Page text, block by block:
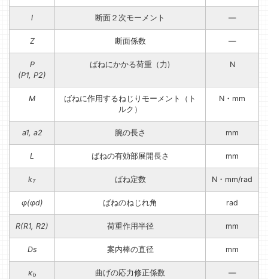
l 断面２次モーメント —
Z 断面係数 —
P
(P1, P2)
ばねにかかる荷重（力) N
M
ばねに作用するねじりモーメント（ト
ルク）
N・mm
a1, a2 腕の長さ mm
L ばねの有効部展開長さ mm
kT ばね定数 N・mm/rad
φ(φd) ばねのねじれ角 rad
R(R1, R2) 荷重作用半径 mm
Ds 案内棒の直径 mm
κb 曲げの応力修正係数 —